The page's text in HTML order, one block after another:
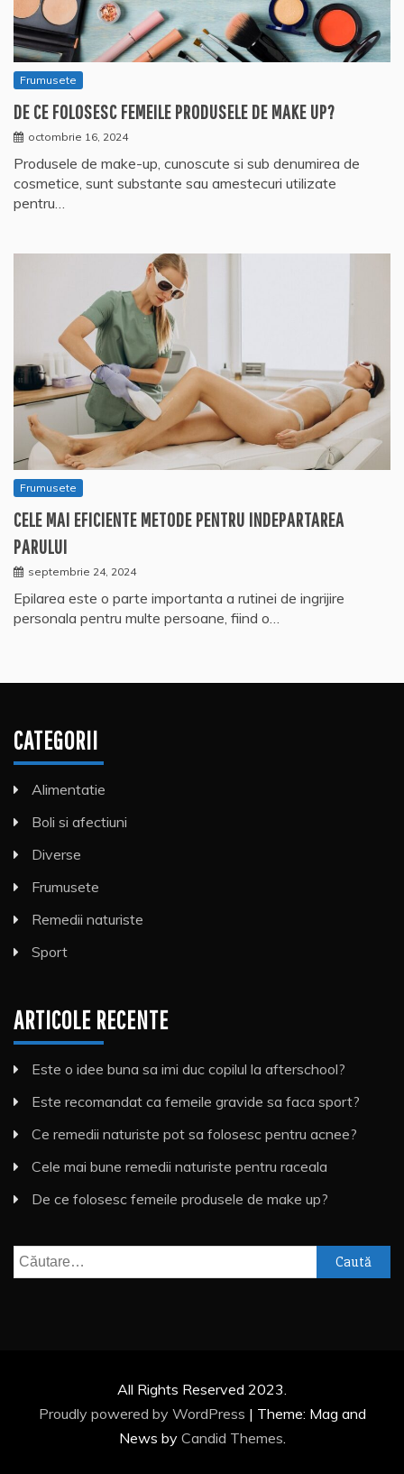
Frumusete
DE CE FOLOSESC FEMEILE PRODUSELE DE MAKE UP?
octombrie 16, 2024
Produsele de make-up, cunoscute si sub denumirea de
cosmetice, sunt substante sau amestecuri utilizate
pentru…
Frumusete
CELE MAI EFICIENTE METODE PENTRU INDEPARTAREA
PARULUI
septembrie 24, 2024
Epilarea este o parte importanta a rutinei de ingrijire
personala pentru multe persoane, fiind o…
CATEGORII
Alimentatie
Boli si afectiuni
Diverse
Frumusete
Remedii naturiste
Sport
ARTICOLE RECENTE
Este o idee buna sa imi duc copilul la afterschool?
Este recomandat ca femeile gravide sa faca sport?
Ce remedii naturiste pot sa folosesc pentru acnee?
Cele mai bune remedii naturiste pentru raceala
De ce folosesc femeile produsele de make up?
Caută
după:
All Rights Reserved 2023.
Proudly powered by WordPress | Theme: Mag and
News by Candid Themes